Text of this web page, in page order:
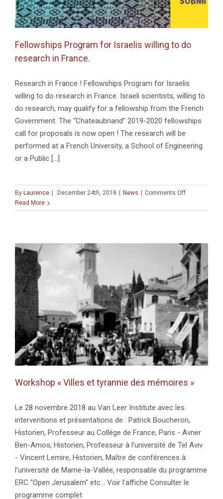
Fellowships Program for Israelis willing to do
research in France.
Research in France ! Fellowships Program for Israelis
willing to do research in France. Israeli scientists, willing to
do research, may qualify for a fellowship from the French
Government. The “Chateaubriand” 2019-2020 fellowships
call for proposals is now open ! The research will be
performed at a French University, a School of Engineering
or a Public [...]
By Laurence | December 24th, 2018 | News | Comments Offon
Program
willing
to
do
research
in
France.
Read More
Workshop « Villes et tyrannie des mémoires »
Le 28 novembre 2018 au Van Leer Institute avec les
interventions et présentations de : Patrick Boucheron,
Historien, Professeur au Collège de France, Paris - Avner
Ben-Amos, Historien, Professeur à l’université de Tel Aviv
- Vincent Lemire, Historien, Maître de conférences à
l’université de Marne-la-Vallée, responsable du programme
ERC "Open Jerusalem" etc... Voir l'affiche Consulter le
programme complet